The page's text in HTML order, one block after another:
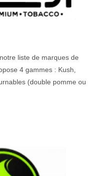
liste de marques de
4 gammes : Kush,
(double pomme ou